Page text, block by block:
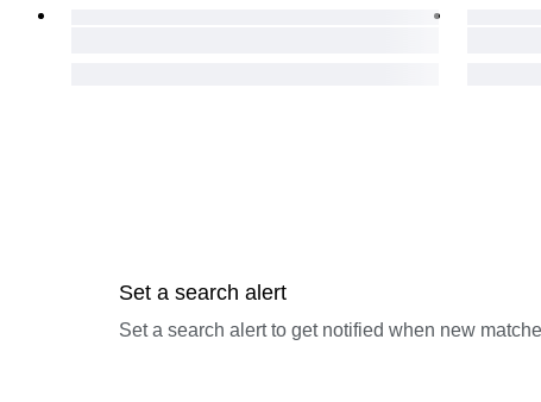
Set a search alert
Set a search alert to get notified when new